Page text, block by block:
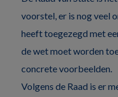
voorstel, er is nog veel
heeft toegezegd met
de wet moet worden
concrete voorbeelden.
Volgens de Raad is er